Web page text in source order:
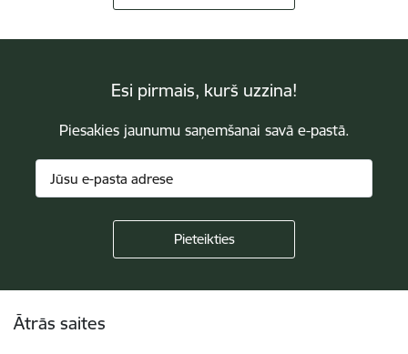
Esi pirmais, kurš uzzina!
Piesakies jaunumu saņemšanai savā e-pastā.
Ātrās saites